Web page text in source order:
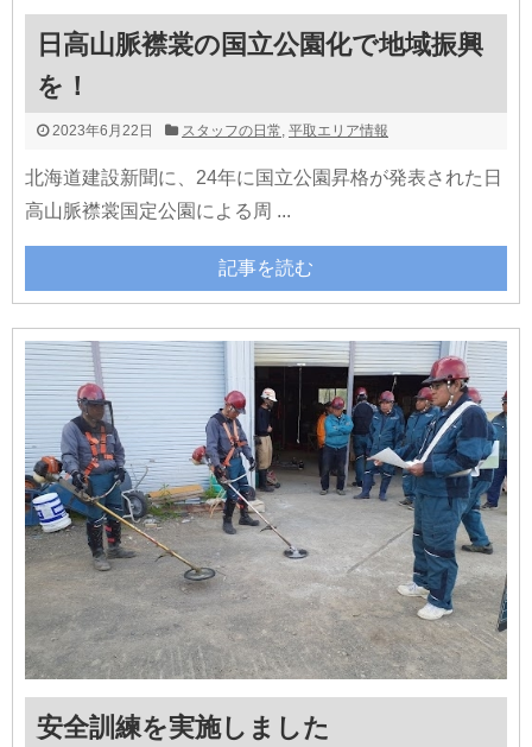
日高山脈襟裳の国立公園化で地域振興
を！
2023年6月22日 スタッフの日常 平取エリア情報
北海道建設新聞に、24年に国立公園昇格が発表された日
高山脈襟裳国定公園による周 ...
記事を読む
安全訓練を実施しました